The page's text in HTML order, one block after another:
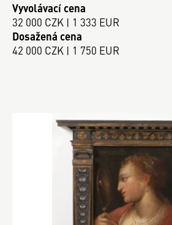
Vyvolávací cena
32 000 CZK | 1 333 EUR
Dosažená cena
42 000 CZK | 1 750 EUR